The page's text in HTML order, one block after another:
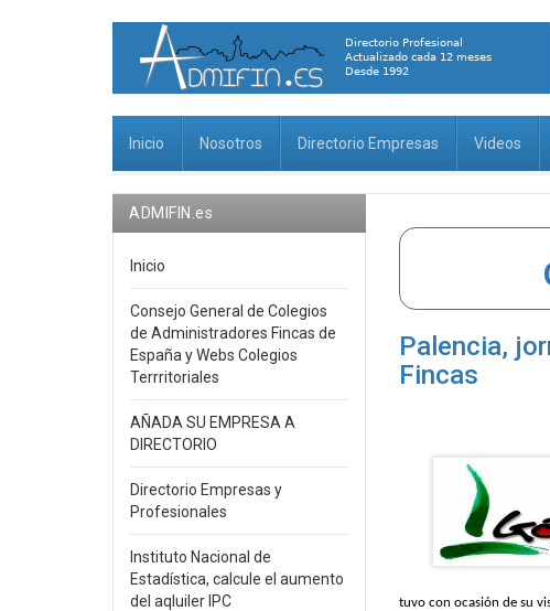
Inicio Nosotros Directorio Empresas Videos
Palencia,
Fincas
tuvo con ocasión de su
ADMIFIN.es
Inicio
Consejo General de Colegios
de Administradores Fincas de
España y Webs Colegios
Terrritoriales
AÑADA SU EMPRESA A
DIRECTORIO
Directorio Empresas y
Profesionales
Instituto Nacional de
Estadística, calcule el aumento
del aqluiler IPC